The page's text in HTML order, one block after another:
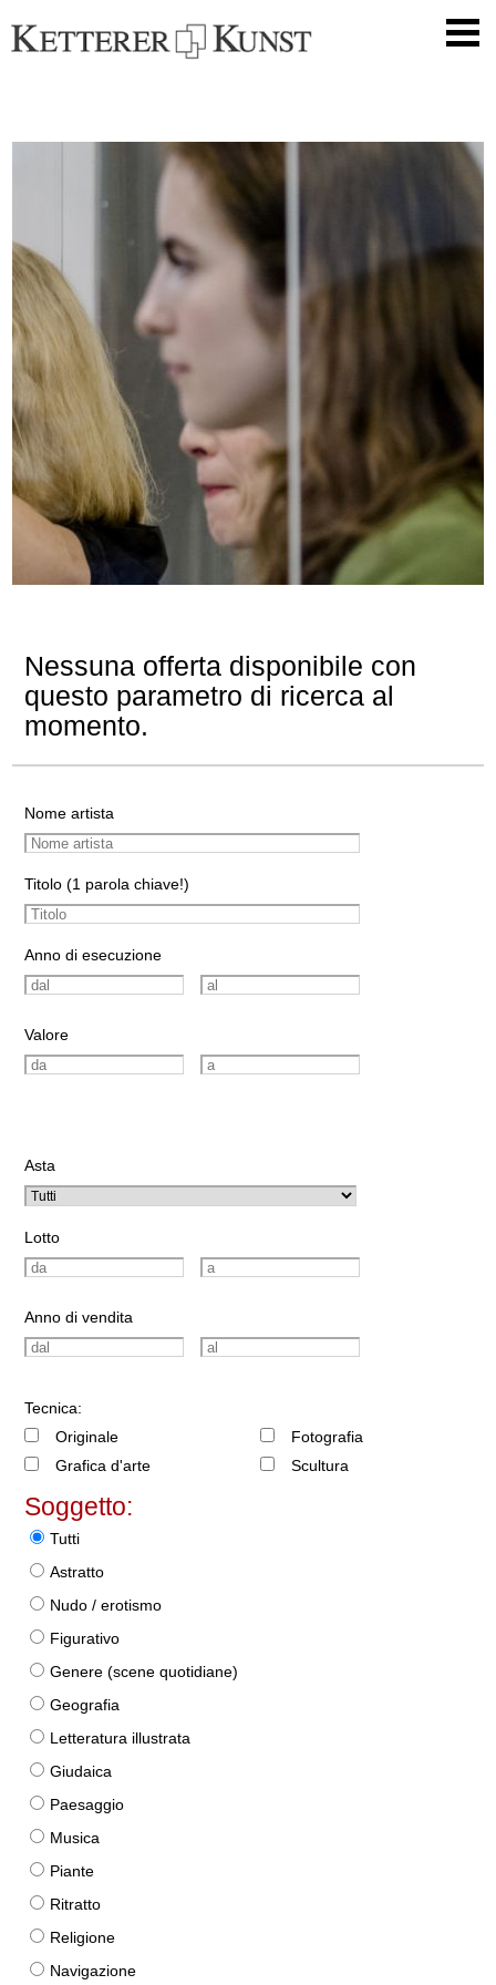
Nessuna offerta disponibile con
questo parametro di ricerca al
momento.
Nome artista
Titolo (1 parola chiave!)
Anno di esecuzione
Valore
Asta
Lotto
Anno di vendita
Tecnica:
Originale
Grafica d'arte
Fotografia
Scultura
Soggetto:
Tutti
Astratto
Nudo / erotismo
Figurativo
Genere (scene quotidiane)
Geografia
Letteratura illustrata
Giudaica
Paesaggio
Musica
Piante
Ritratto
Religione
Navigazione